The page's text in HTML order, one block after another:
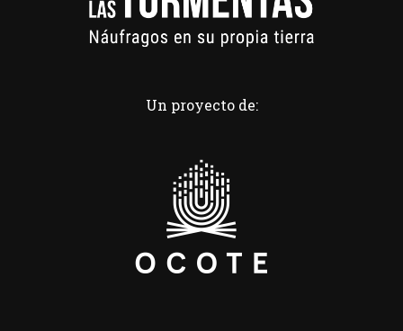
Un proyecto de: